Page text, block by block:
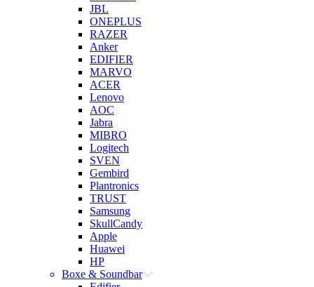
JBL
ONEPLUS
RAZER
Anker
EDIFIER
MARVO
ACER
Lenovo
AOC
Jabra
MIBRO
Logitech
SVEN
Gembird
Plantronics
TRUST
Samsung
SkullCandy
Apple
Huawei
HP
Boxe & Soundbar